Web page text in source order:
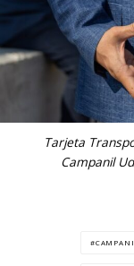
Tarjeta
Campanil